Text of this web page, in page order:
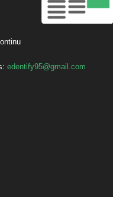
edentify95@gmail.com